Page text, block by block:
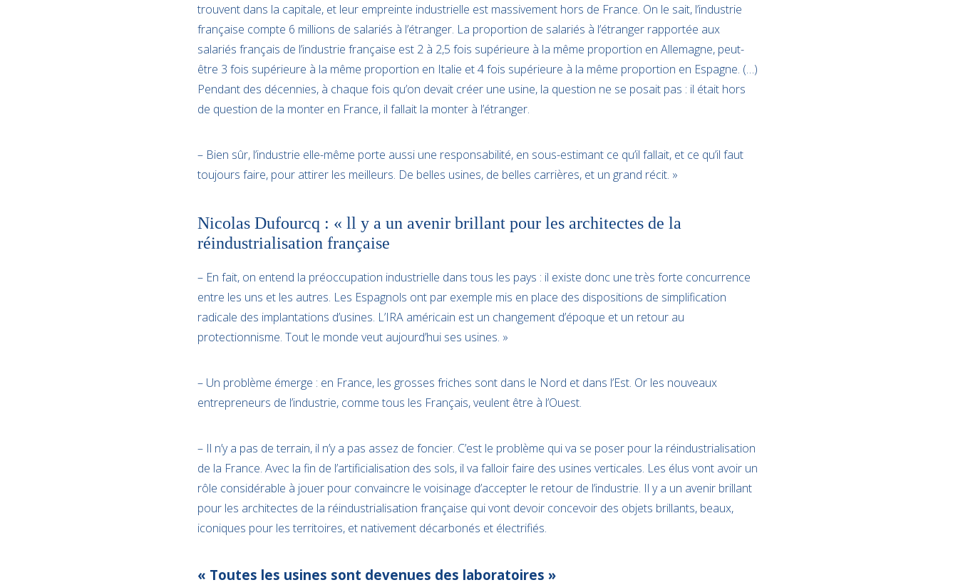
trouvent dans la capitale, et leur empreinte industrielle est massivement hors de France. On le sait, l’industrie
française compte 6 millions de salariés à l’étranger. La proportion de salariés à l’étranger rapportée aux
salariés français de l’industrie française est 2 à 2,5 fois supérieure à la même proportion en Allemagne, peut-
être 3 fois supérieure à la même proportion en Italie et 4 fois supérieure à la même proportion en Espagne. (…)
Pendant des décennies, à chaque fois qu’on devait créer une usine, la question ne se posait pas : il était hors
de question de la monter en France, il fallait la monter à l’étranger.
– Bien sûr, l’industrie elle-même porte aussi une responsabilité, en sous-estimant ce qu’il fallait, et ce qu’il faut
toujours faire, pour attirer les meilleurs. De belles usines, de belles carrières, et un grand récit. »
Nicolas Dufourcq : « ll y a un avenir brillant pour les architectes de la
réindustrialisation française
– En fait, on entend la préoccupation industrielle dans tous les pays : il existe donc une très forte concurrence
entre les uns et les autres. Les Espagnols ont par exemple mis en place des dispositions de simplification
radicale des implantations d’usines. L’IRA américain est un changement d’époque et un retour au
protectionnisme. Tout le monde veut aujourd’hui ses usines. »
– Un problème émerge : en France, les grosses friches sont dans le Nord et dans l’Est. Or les nouveaux
entrepreneurs de l’industrie, comme tous les Français, veulent être à l’Ouest.
– Il n’y a pas de terrain, il n’y a pas assez de foncier. C’est le problème qui va se poser pour la réindustrialisation
de la France. Avec la fin de l’artificialisation des sols, il va falloir faire des usines verticales. Les élus vont avoir un
rôle considérable à jouer pour convaincre le voisinage d’accepter le retour de l’industrie. Il y a un avenir brillant
pour les architectes de la réindustrialisation française qui vont devoir concevoir des objets brillants, beaux,
iconiques pour les territoires, et nativement décarbonés et électrifiés.
« Toutes les usines sont devenues des laboratoires »